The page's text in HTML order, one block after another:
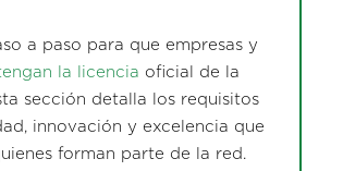
a paso para que empresas y
la licencia oficial de la
sección detalla los requisitos
innovación y excelencia que
forman parte de la red.